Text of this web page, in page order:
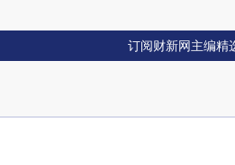
订阅财新网主编精